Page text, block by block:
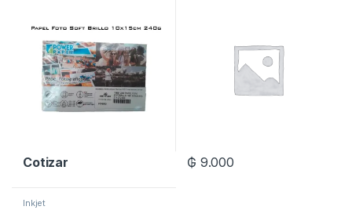
Cotizar ₲ 9.000
Inkjet